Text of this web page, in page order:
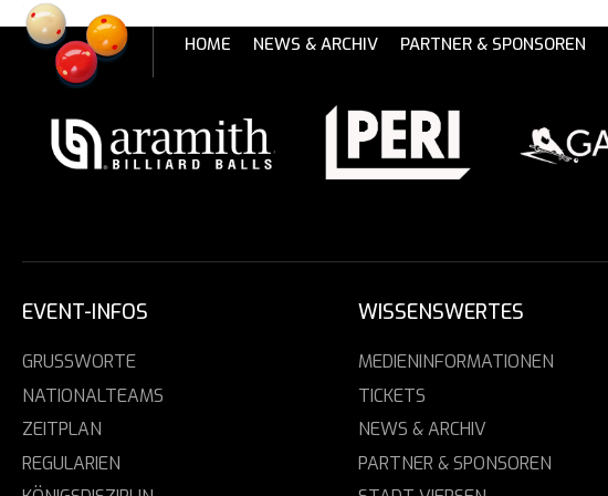
Skip
content
HOME NEWS & ARCHIV PARTNER & SPONSOREN
EVENT-INFOS
GRUSSWORTE
NATIONALTEAMS
ZEITPLAN
REGULARIEN
WISSENSWERTES
MEDIENINFORMATIONEN
TICKETS
NEWS & ARCHIV
PARTNER & SPONSOREN